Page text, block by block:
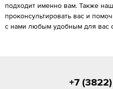
подходит именно вам. Также
проконсультировать вас и
с нами любым удобным для вас
+7